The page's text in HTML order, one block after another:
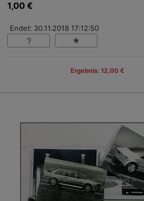
1,00 €
Endet: 30.11.2018 17:12:50
Ergebnis: 12,00 €